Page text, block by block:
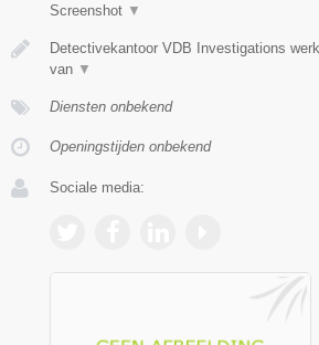
Screenshot ▼
Detectivekantoor VDB Investigations
van ▼
Diensten onbekend
Openingstijden onbekend
Sociale media: